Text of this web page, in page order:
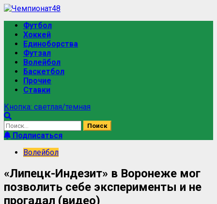
Футбол
Хоккей
Единоборства
Футзал
Волейбол
Баскетбол
Прочие
Ставки
Кнопка: светлая/темная
Подписаться
Волейбол
«Липецк-Индезит» в Воронеже мог
позволить себе эксперименты и не
прогадал (видео)